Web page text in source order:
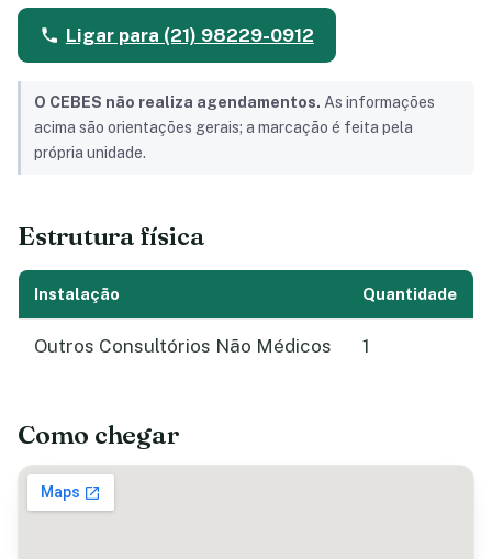
Ligar para (21) 98229-0912
O CEBES não realiza agendamentos. As informações
acima são orientações gerais; a marcação é feita pela
própria unidade.
Estrutura física
Instalação Quantidade
Outros Consultórios Não Médicos 1
Como chegar